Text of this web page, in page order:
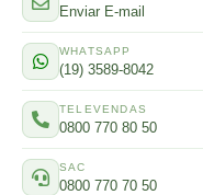
Enviar E-mail
WHATSAPP
(19) 3589-8042
TELEVENDAS
0800 770 80 50
SAC
0800 770 70 50